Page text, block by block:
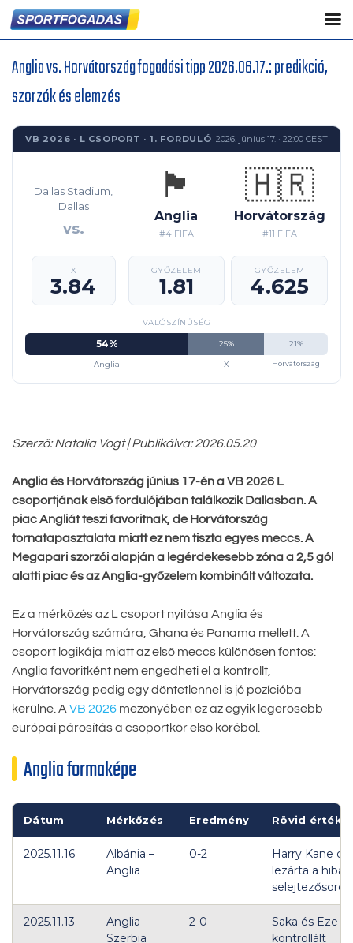
Anglia vs. Horvátország fogadási tipp 2026.06.17.: predikció,
szorzók és elemzés
VB 2026 · L CSOPORT · 1. FORDULÓ 2026. június 17. · 22:00 CEST
🏴󠁧󠁢󠁥󠁮󠁧󠁿
Anglia
#4 FIFA
GYŐZELEM
1.81
Dallas Stadium,
Dallas
vs.
X
3.84
🇭🇷
Horvátország
#11 FIFA
GYŐZELEM
4.625
VALÓSZÍNŰSÉG
54% 25%
21%
Anglia
X Horvátország
Szerző: Natalia Vogt | Publikálva: 2026.05.20
Anglia és Horvátország június 17-én a VB 2026 L
csoportjának első fordulójában találkozik Dallasban. A
piac Angliát teszi favoritnak, de Horvátország
tornatapasztalata miatt ez nem tiszta egyes meccs. A
Megapari szorzói alapján a legérdekesebb zóna a 2,5 gól
alatti piac és az Anglia-győzelem kombinált változata.
Ez a mérkőzés az L csoport nyitása Anglia és
Horvátország számára, Ghana és Panama mellett. A
csoport logikája miatt az első meccs különösen fontos:
Anglia favoritként nem engedheti el a kontrollt,
Horvátország pedig egy döntetlennel is jó pozícióba
kerülne. A VB 2026 mezőnyében ez az egyik legerősebb
európai párosítás a csoportkör első köréből.
Anglia formaképe
Dátum Mérkőzés Eredmény Rövid
2025.11.16
Albánia –
Anglia
0-2
Harry Kane
lezárta a
2025.11.13
Anglia –
Szerbia
2-0
Saka és Eze
kontrollált